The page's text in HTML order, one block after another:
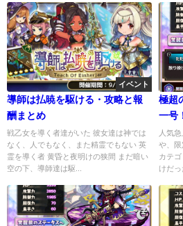
イベント
導師は払暁を駆ける・攻略と報
酬まとめ
戦乙女を導く者達がいた 彼女達は神では
なく、人でもなく、また精霊でもない 英
霊を導く者 黄昏と夜明けの狭間 まだ暗い
空の下、導師達は駆...
極超
一号
な万
人気
や、限
カテ
けだっ